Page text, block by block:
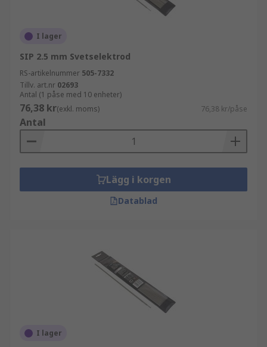
I lager
SIP 2.5 mm Svetselektrod
RS-artikelnummer 505-7332
Tillv. art.nr 02693
Antal (1 påse med 10 enheter)
76,38 kr(exkl. moms) 76,38 kr/påse
Antal
Lägg i korgen
Datablad
I lager